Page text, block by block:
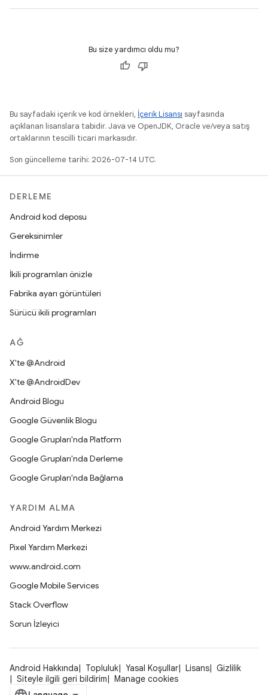
Bu size yardımcı oldu mu?
Bu sayfadaki içerik ve kod örnekleri, İçerik Lisansı sayfasında
açıklanan lisanslara tabidir. Java ve OpenJDK, Oracle ve/veya satış
ortaklarının tescilli ticari markasıdır.
Son güncelleme tarihi: 2026-07-14 UTC.
DERLEME
Android kod deposu
Gereksinimler
İndirme
İkili programları önizle
Fabrika ayarı görüntüleri
Sürücü ikili programları
AĞ
X'te @Android
X'te @AndroidDev
Android Blogu
Google Güvenlik Blogu
Google Grupları'nda Platform
Google Grupları'nda Derleme
Google Grupları'nda Bağlama
YARDIM ALMA
Android Yardım Merkezi
Pixel Yardım Merkezi
www.android.com
Google Mobile Services
Stack Overflow
Sorun İzleyici
Android Hakkında Topluluk Yasal Koşullar Lisans
Gizlilik
Siteyle ilgili geri bildirim
Manage cookies